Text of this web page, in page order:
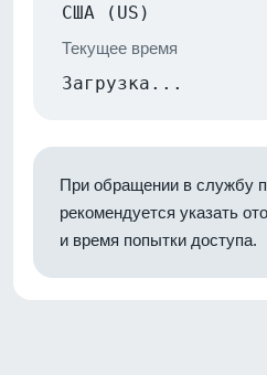
США (US)
Текущее время
Загрузка...
При обращении в службу
рекомендуется указать
и время попытки доступа.